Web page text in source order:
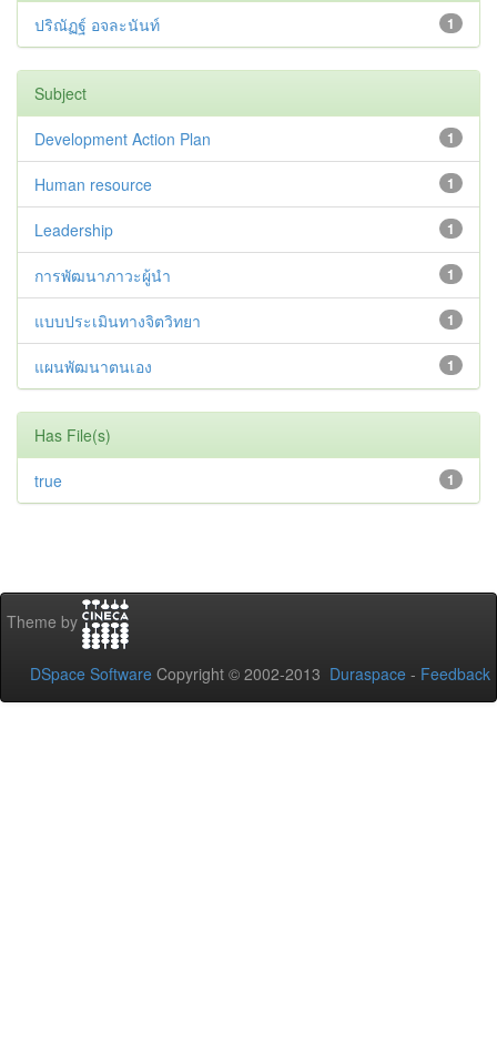
1
ปริณัฏฐ์ อจละนันท์
Subject
1
Development Action Plan
1
Human resource
1
Leadership
1
การพัฒนาภาวะผู้นำ
1
แบบประเมินทางจิตวิทยา
1
แผนพัฒนาตนเอง
Has File(s)
1
true
Theme by
DSpace Software Copyright © 2002-2013 Duraspace - Feedback